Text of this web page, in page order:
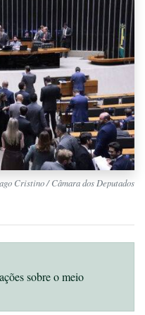
Cristino / Câmara dos Deputados
sobre o meio